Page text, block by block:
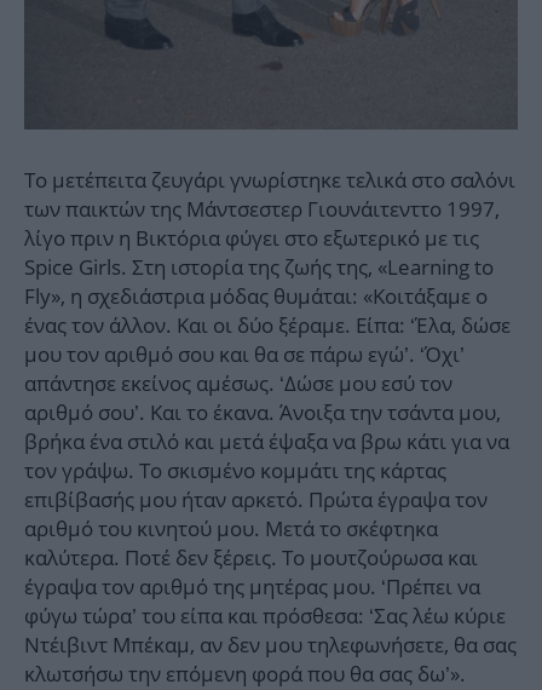
Το μετέπειτα ζευγάρι γνωρίστηκε τελικά στο σαλόνι
των παικτών της Μάντσεστερ Γιουνάιτενττο 1997,
λίγο πριν η Βικτόρια φύγει στο εξωτερικό με τις
Spice Girls. Στη ιστορία της ζωής της, «Learning to
Fly», η σχεδιάστρια μόδας θυμάται: «Κοιτάξαμε ο
ένας τον άλλον. Και οι δύο ξέραμε. Είπα: ‘Έλα, δώσε
μου τον αριθμό σου και θα σε πάρω εγώ’. ‘Όχι’
απάντησε εκείνος αμέσως. ‘Δώσε μου εσύ τον
αριθμό σου’. Και το έκανα. Άνοιξα την τσάντα μου,
βρήκα ένα στιλό και μετά έψαξα να βρω κάτι για να
τον γράψω. Το σκισμένο κομμάτι της κάρτας
επιβίβασής μου ήταν αρκετό. Πρώτα έγραψα τον
αριθμό του κινητού μου. Μετά το σκέφτηκα
καλύτερα. Ποτέ δεν ξέρεις. Το μουτζούρωσα και
έγραψα τον αριθμό της μητέρας μου. ‘Πρέπει να
φύγω τώρα’ του είπα και πρόσθεσα: ‘Σας λέω κύριε
Ντέιβιντ Μπέκαμ, αν δεν μου τηλεφωνήσετε, θα σας
κλωτσήσω την επόμενη φορά που θα σας δω’».